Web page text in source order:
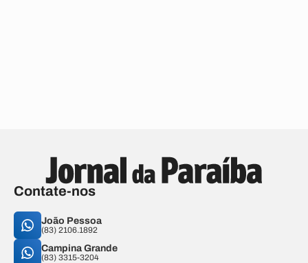
Contate-nos
João Pessoa
(83) 2106.1892
Campina Grande
(83) 3315-3204